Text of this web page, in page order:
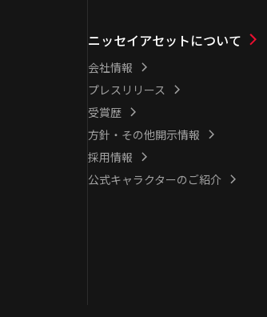
ニッセイアセットについて
会社情報
プレスリリース
受賞歴
方針・その他開示情報
採用情報
公式キャラクターのご紹介